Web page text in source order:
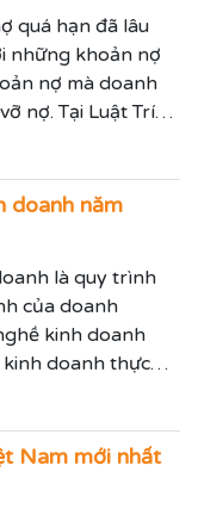
quá hạn đã lâu
những khoản nợ
nợ mà doanh
nợ. Tại Luật Trí
đảm bảo sẽ giúp
ra.
doanh năm
là quy trình
của doanh
kinh doanh
doanh thực
Nam mới nhất